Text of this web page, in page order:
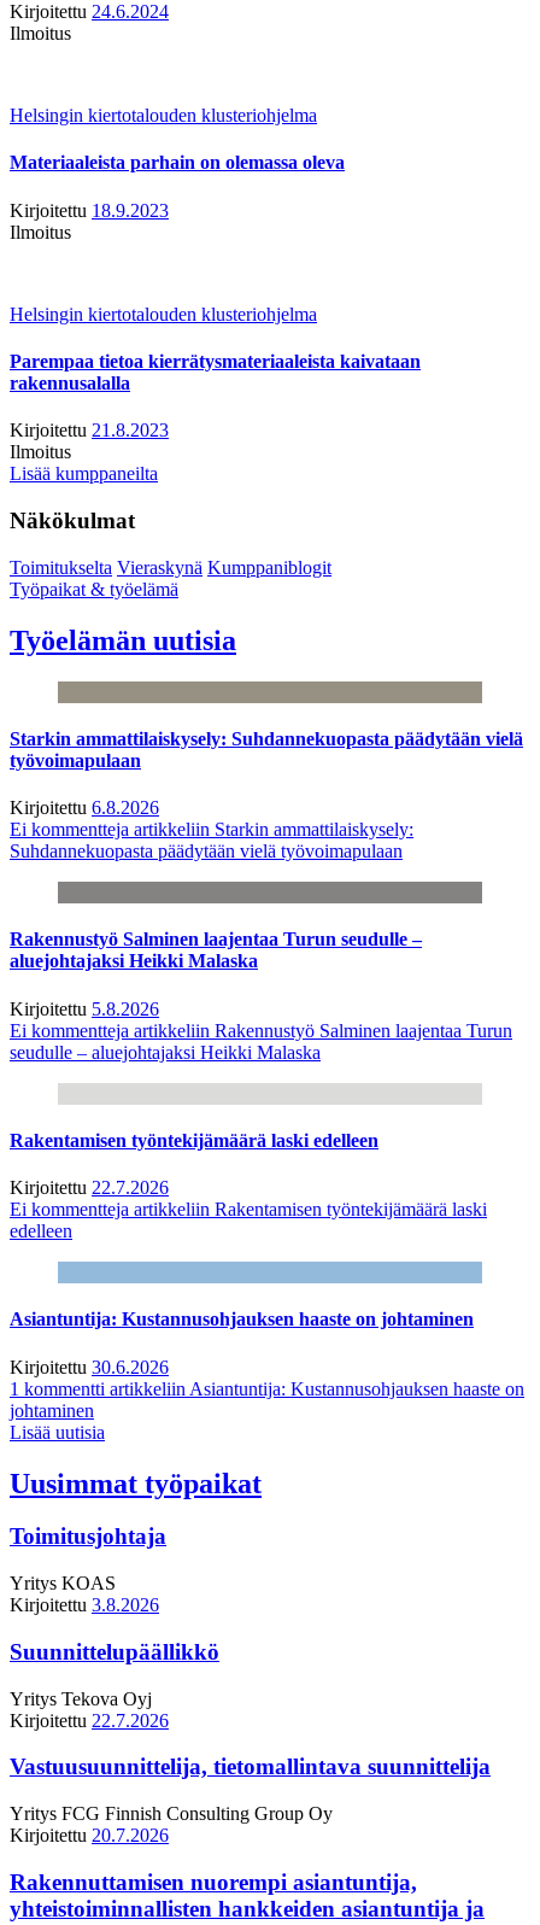
Kirjoitettu 24.6.2024
Ilmoitus
Helsingin kiertotalouden klusteriohjelma
Materiaaleista parhain on olemassa oleva
Kirjoitettu 18.9.2023
Ilmoitus
Helsingin kiertotalouden klusteriohjelma
Parempaa tietoa kierrätysmateriaaleista kaivataan
rakennusalalla
Kirjoitettu 21.8.2023
Ilmoitus
Lisää kumppaneilta
Näkökulmat
Toimitukselta Vieraskynä Kumppaniblogit
Työpaikat & työelämä
Työelämän uutisia
Starkin ammattilaiskysely: Suhdannekuopasta päädytään vielä
työvoimapulaan
Kirjoitettu 6.8.2026
Ei kommentteja artikkeliin Starkin ammattilaiskysely:
Suhdannekuopasta päädytään vielä työvoimapulaan
Rakennustyö Salminen laajentaa Turun seudulle –
aluejohtajaksi Heikki Malaska
Kirjoitettu 5.8.2026
Ei kommentteja artikkeliin Rakennustyö Salminen laajentaa Turun
seudulle – aluejohtajaksi Heikki Malaska
Rakentamisen työntekijämäärä laski edelleen
Kirjoitettu 22.7.2026
Ei kommentteja artikkeliin Rakentamisen työntekijämäärä laski
edelleen
Asiantuntija: Kustannusohjauksen haaste on johtaminen
Kirjoitettu 30.6.2026
1 kommentti artikkeliin Asiantuntija: Kustannusohjauksen haaste on
johtaminen
Lisää uutisia
Uusimmat työpaikat
Toimitusjohtaja
Yritys KOAS
Kirjoitettu 3.8.2026
Suunnittelupäällikkö
Yritys Tekova Oyj
Kirjoitettu 22.7.2026
Vastuusuunnittelija, tietomallintava suunnittelija
Yritys FCG Finnish Consulting Group Oy
Kirjoitettu 20.7.2026
Rakennuttamisen nuorempi asiantuntija,
yhteistoiminnallisten hankkeiden asiantuntija ja